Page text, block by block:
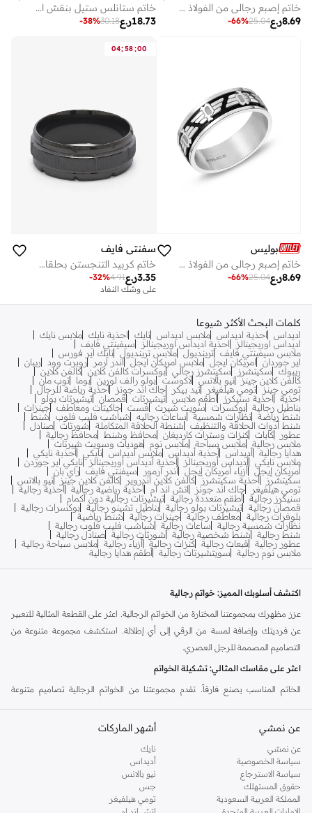
خاتم إصبع رجالي من الفولاذ المقاوم للصدأ مع ألياف الكربون السوداء
ر.ع8.69
25.04
-66%
خاتم ستانلس ستيل بنقش الغراب وعقيق أسود ٦٠ مم
ر.ع18.73
30.18
-38%
بوليس
خاتم إصبع رجالي من الفولاذ المقاوم للصدأ بالمينا السوداء
ر.ع8.69
25.04
-66%
04:58:00
سفنتي فايف
خاتم كربيد التنجستن بحلقات مصقولة
ر.ع3.35
4.91
-32%
على وشك النفاد
كلمات البحث الأكثر شيوعا
اديداس احذية اديداس ملابس اديداس نايك احذية نايك ملابس نايك
اديداس اوريجينالز
احذية اديداس اوريجينالز
سيفينتي فايف
ملابس سيفينتي فايف ترينديول ملابس ترينديول نايك اير فورس
اير جوردان
امريكان ايجل ملابس امريكان ايجل اندر ارمر روبرت وود
ريبان
ريبوك
سكيتشرز سكيتشرز رجالي بوكسرات كالفن كلاين كالفن كلاين
كالفن كلاين جينز نيو بالانس لاكوست بولو رالف لورين بوما
توب مان
تومي جينز تومي هيلفيغر تيد بيكر جاك اند جونز
أحذية رياضة للرجال
احذية
احذية سنيكرز أطقم ملابس تيشيرتات قمصان تيشيرتات بولو
بناطيل رجالية بوكسرات سويت شيرت فست جاكيتات ومعاطف جينزات
شنط رياضة نظارات شمسية ساعات رجاليه شباشب فليب فلوب
شنط
شنط أدوات الحلاقة والتنظيف
شنطة الحلاقة المتكاملة شورتات صنادل
عطور
كابات كنزات وسترات كارديغان محافظ وشنط
محافظ رجالية
ملابس رجالية ملابس سباحة ملابس نوم
هوديات وسويت شيرتات
هدايا رجالية أديداس أحذية أديداس ملابس أديداس نايكي أحذبة نايكي
ملابس نايكي أديداس أوريجينالز أحذية أديداس أوريجينالز
نايكي اير جوردن
أمريكان إيجل أزياء أمريكان إيجل أندر آرمور سيفنتي فايف راي بان
سكيتشرز
أحذية سكيتشرز كالفن كلاين اندروير كالفن كلاين جينز
نيو بالانس
تومي هيلفيغر
جاك اند جونز اتش اند ام أحذية رياضية رجالية أحذية رجالية
سنيكرز رجالية أطقم متعددة رجالية تيشيرتات رجالية دون أكمام
قمصان رجالية تيشيرتات بولو رجالية بناطيل تشينو رجالية بوكسرات رجالية
بلوفرات رجالية معاطف رجالية جينزات رجالية
شنط رياضية
نظارات شمسية رجالية
ساعات رجالية
شباشب فليب فلوب رجالية
شنط رجالية
شنط شخصية رجالية شورتات رجالية صنادل رجالية
عطور رجالية
قبعات رجالية كنزات رجالية أزياء رجالية ملابس سباحة رجالية
ملابس نوم رجالية
سويتشيرتات رجالية أطقم هدايا رجالية
اكتشف أسلوبك المميز: خواتم رجالية
عزز مظهرك بمجموعتنا المختارة من الخواتم الرجالية. اعثر على القطعة المثالية للتعبير
عن فرديتك وإضافة لمسة من الرقي إلى أي إطلالة. استكشف مجموعة متنوعة من
التصاميم المصممة للرجل العصري.
اعثر على مقاسك المثالي: تشكيلة الخواتم
الخاتم المناسب يصنع فارقاً. تقدم مجموعتنا من الخواتم الرجالية تصاميم متنوعة
الخواتم الكلاسيكية:
خالدة ومتعددة الاستخدامات، مثالية للارتداء اليومي.
الخواتم الختم:
جريئة ومميزة، تضيف لمسة من الإرث.
الخواتم اللافتة:
تصاميم فريدة تلفت الأنظار وتبرز الشخصية.
الخواتم البسيطة:
أنيقة وغير ملفتة للحصول على لمسة رقيقة وراقية.
عن نمشي
عن نمشي
سياسة الخصوصية
سياسة الاسترجاع
حقوق المستهلك
المملكة العربية السعودية
أشهر الماركات
نايك
أديداس
نيو بالانس
جس
تومي هيلفيغر